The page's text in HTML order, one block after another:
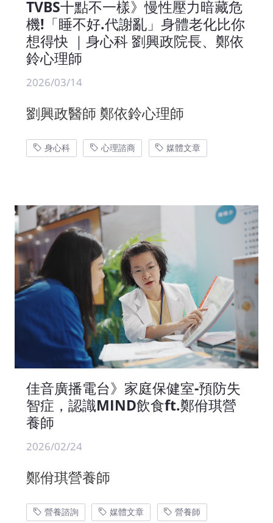
TVBS十點不一樣》慢性壓力暗藏危
機!「睡不好.代謝亂」身體老化比你
想得快 ｜身心科 劉興政院長、鄭依
鈴心理師
2026/03/14
劉興政醫師 鄭依鈴心理師
身心科 心理諮商 媒體文章
佳音廣播電台》家庭保健室-預防失
智症，認識MIND飲食ft.鄭佾琪營
養師
2026/02/24
鄭佾琪營養師
營養諮詢 媒體文章 營養師